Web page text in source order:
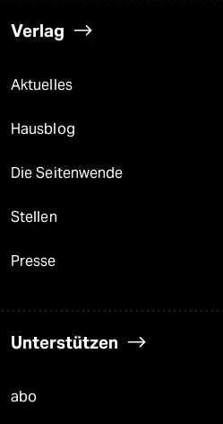
Verlag
Aktuelles
Hausblog
Die Seitenwende
Stellen
Presse
Unterstützen
abo